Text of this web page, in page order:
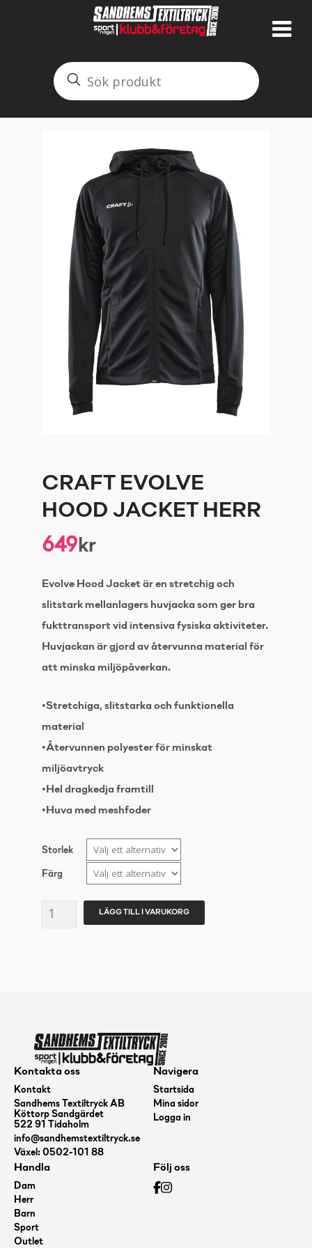
CRAFT EVOLVE
HOOD JACKET HERR
649kr
Evolve Hood Jacket är en stretchig och
slitstark mellanlagers huvjacka som ger bra
fukttransport vid intensiva fysiska aktiviteter.
Huvjackan är gjord av återvunna material för
att minska miljöpåverkan.
•Stretchiga, slitstarka och funktionella
material
•Återvunnen polyester för minskat
miljöavtryck
•Hel dragkedja framtill
•Huva med meshfoder
Storlek
Färg
CRAFT
LÄGG TILL I VARUKORG
Kontakta oss
Kontakt
Sandhems Textiltryck AB
Köttorp Sandgärdet
522 91 Tidaholm
info@sandhemstextiltryck.se
Växel: 0502-101 88
Navigera
Startsida
Mina sidor
Logga in
Handla
Dam
Herr
Barn
Sport
Outlet
Följ oss